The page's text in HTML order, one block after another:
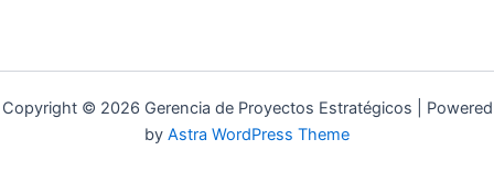
Copyright © 2026 Gerencia de Proyectos Estratégicos | Powered
by Astra WordPress Theme